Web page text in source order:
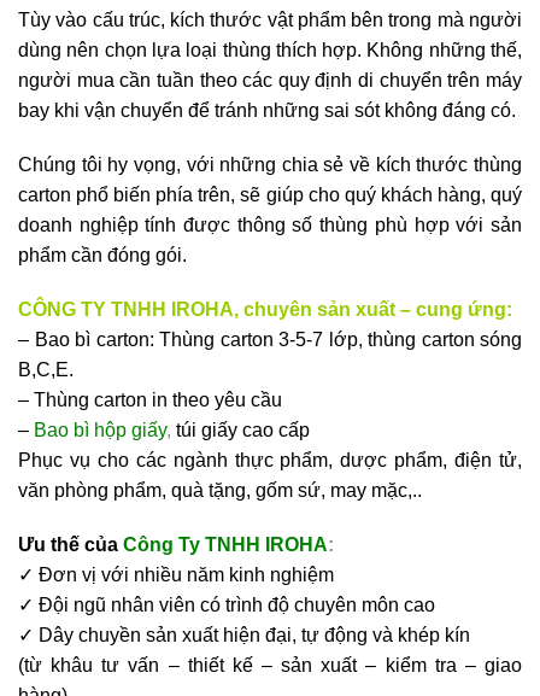
Tùy vào cấu trúc, kích thước vật phẩm bên trong mà người
dùng nên chọn lựa loại thùng thích hợp. Không những thế,
người mua cần tuần theo các quy định di chuyển trên máy
bay khi vận chuyển để tránh những sai sót không đáng có.
Chúng tôi hy vọng, với những chia sẻ về kích thước thùng
carton phổ biến phía trên, sẽ giúp cho quý khách hàng, quý
doanh nghiệp tính được thông số thùng phù hợp với sản
phẩm cần đóng gói.
CÔNG TY TNHH IROHA, chuyên sản xuất – cung ứng:
– Bao bì carton: Thùng carton 3-5-7 lớp, thùng carton sóng
B,C,E.
– Thùng carton in theo yêu cầu
– Bao bì hộp giấy, túi giấy cao cấp
Phục vụ cho các ngành thực phẩm, dược phẩm, điện tử,
văn phòng phẩm, quà tặng, gốm sứ, may mặc,..
Ưu thế của Công Ty TNHH IROHA:
✓ Đơn vị với nhiều năm kinh nghiệm
✓ Đội ngũ nhân viên có trình độ chuyên môn cao
✓ Dây chuyền sản xuất hiện đại, tự động và khép kín
(từ khâu tư vấn – thiết kế – sản xuất – kiểm tra – giao